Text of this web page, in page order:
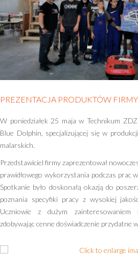
Standardy Ochrony Małoletnich
Statut technikum
PREZENTACJA PRODUKTÓW
W poniedziałek 25 maja w Technikum
Blue Dolphin, specjalizującej się w
malarskich.
Przedstawiciel firmy zaprezentował
prawidłowego wykorzystania podczas prac
Spotkanie było doskonałą okazją do
poznania specyfiki pracy z wysokiej
Uczniowie z dużym zainteresowaniem
zdobywając cenne doświadczenie przydatne